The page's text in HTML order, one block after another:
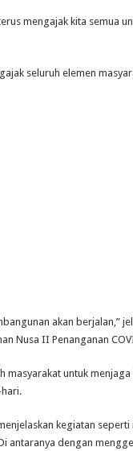
mengajak kita semua
seluruh elemen
akan berjalan,”
Nusa II Penanganan
masyarakat untuk menjaga
kegiatan
antaranya dengan